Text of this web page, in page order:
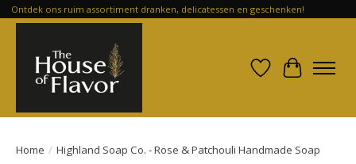
Ontdek ons ruim assortiment dranken, delicatessen en geschenken!
Verlanglijst
Home / Highland Soap Co. - Rose & Patchouli Handmade Soap